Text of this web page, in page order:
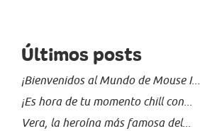
Últimos posts
¡Bienvenidos al Mundo de Mouse I...
¡Es hora de tu momento chill con...
Vera, la heroína más famosa del...